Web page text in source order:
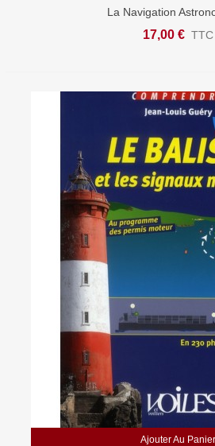
La Navigation
17,00 € TTC
Ajouter Au Panier